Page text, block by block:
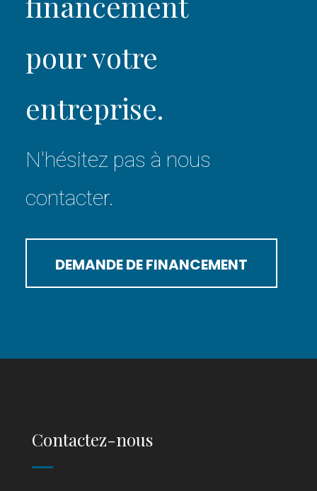
pour votre
entreprise.
N'hésitez pas à nous
contacter.
DEMANDE DE FINANCEMENT
Contactez-nous